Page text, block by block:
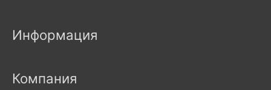
Информация
Компания